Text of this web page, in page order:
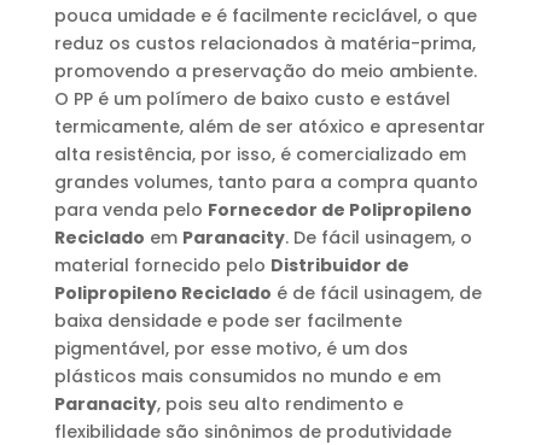
pouca umidade e é facilmente reciclável, o que
reduz os custos relacionados à matéria-prima,
promovendo a preservação do meio ambiente.
O PP é um polímero de baixo custo e estável
termicamente, além de ser atóxico e apresentar
alta resistência, por isso, é comercializado em
grandes volumes, tanto para a compra quanto
para venda pelo Fornecedor de Polipropileno
Reciclado em Paranacity. De fácil usinagem, o
material fornecido pelo Distribuidor de
Polipropileno Reciclado é de fácil usinagem, de
baixa densidade e pode ser facilmente
pigmentável, por esse motivo, é um dos
plásticos mais consumidos no mundo e em
Paranacity, pois seu alto rendimento e
flexibilidade são sinônimos de produtividade